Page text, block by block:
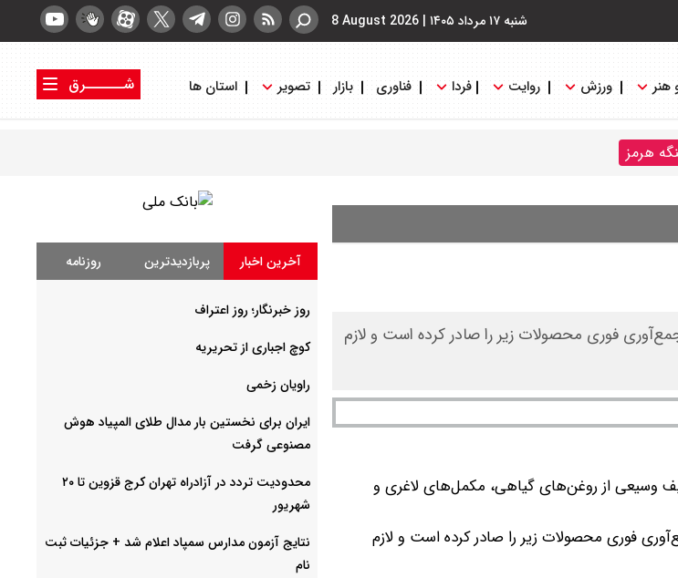
شنبه ۱۷ مرداد ۱۴۰۵ |
8 August 2026
هنر ورزش روایت فردا فناوری بازار تصویر استان ها
شــــــرق
هرمز
فوری محصولات زیر را صادر کرده است و لازم
وسیعی از روغن‌های گیاهی، مکمل‌های لاغری و
فوری محصولات زیر را صادر کرده است و لازم
آخرین اخبار پربازدیدترین روزنامه
روز خبرنگار؛ روز اعتراف
کوچ اجباری از تحریریه
راویان زخمی
ایران برای نخستین بار مدال طلای المپیاد هوش
مصنوعی گرفت
محدودیت تردد در آزادراه تهران کرج قزوین تا ۲۰
شهریور
نتایج آزمون مدارس سمپاد اعلام شد + جزئیات ثبت
نام